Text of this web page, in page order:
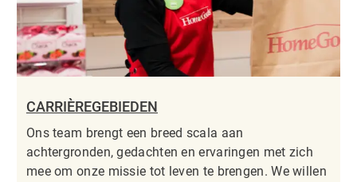
CARRIÈREGEBIEDEN
Ons team brengt een breed scala aan
achtergronden, gedachten en ervaringen met zich
mee om onze missie tot leven te brengen. We willen